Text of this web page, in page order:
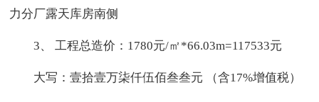
力分厂露天库房南侧
3、 工程总造价：1780元/㎡*66.03m=117533元
大写：壹拾壹万柒仟伍佰叁叁元 （含17%增值税）